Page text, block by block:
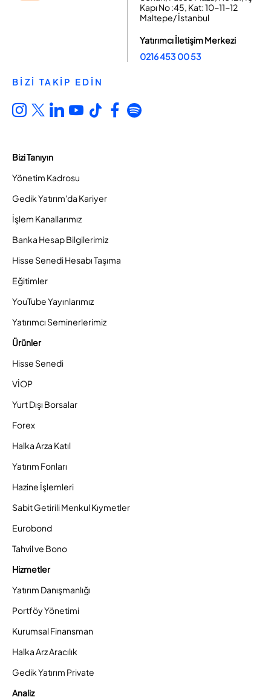
Kapı No :45, Kat: 10-11-12
Maltepe/ İstanbul
Yatırımcı İletişim Merkezi
0216 453 00 53
BİZİ TAKİP EDİN
Bizi Tanıyın
Yönetim Kadrosu
Gedik Yatırım'da Kariyer
İşlem Kanallarımız
Banka Hesap Bilgilerimiz
Hisse Senedi Hesabı Taşıma
Eğitimler
YouTube Yayınlarımız
Yatırımcı Seminerlerimiz
Ürünler
Hisse Senedi
VİOP
Yurt Dışı Borsalar
Forex
Halka Arza Katıl
Yatırım Fonları
Hazine İşlemleri
Sabit Getirili Menkul Kıymetler
Eurobond
Tahvil ve Bono
Hizmetler
Yatırım Danışmanlığı
Portföy Yönetimi
Kurumsal Finansman
Halka Arz Aracılık
Gedik Yatırım Private
Analiz